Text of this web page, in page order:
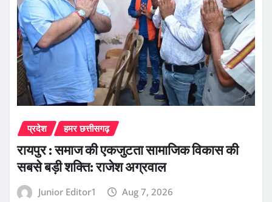
प्रदेश हमर छत्तीसगढ़
रायपुर : समाज की एकजुटता सामाजिक विकास की
सबसे बड़ी शक्ति: राजेश अग्रवाल
Junior Editor1 Aug 7, 2026